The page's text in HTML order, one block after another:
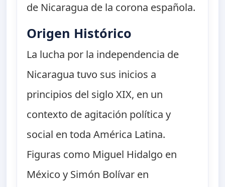
de Nicaragua de la corona española.
Origen Histórico
La lucha por la independencia de
Nicaragua tuvo sus inicios a
principios del siglo XIX, en un
contexto de agitación política y
social en toda América Latina.
Figuras como Miguel Hidalgo en
México y Simón Bolívar en